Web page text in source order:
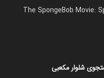
The SpongeBob Movie:
شلوار مکعبی